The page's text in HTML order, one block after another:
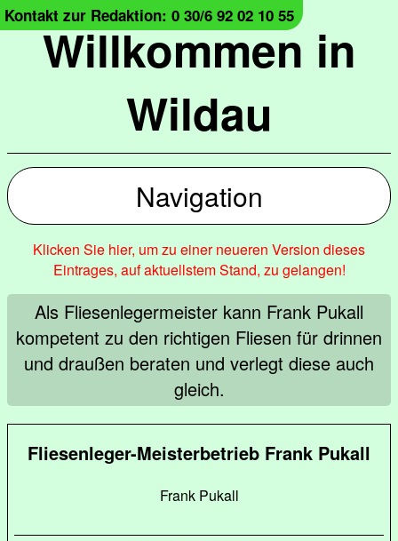
Willkommen in
Wildau
Kontakt zur Redaktion: 0 30/6 92 02 10 55
Navigation
Klicken Sie hier, um zu einer neueren Version dieses
Eintrages, auf aktuellstem Stand, zu gelangen!
Als Fliesenlegermeister kann Frank Pukall
kompetent zu den richtigen Fliesen für drinnen
und draußen beraten und verlegt diese auch
gleich.
Fliesenleger-Meisterbetrieb Frank Pukall
Frank Pukall